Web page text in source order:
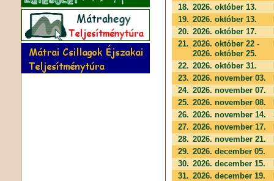
18. 2026. október 13.
19. 2026. október 13.
20. 2026. október 17.
21. 2026. október 22 -
2026. október 25.
22. 2026. október 31.
23. 2026. november 03.
24. 2026. november 07.
25. 2026. november 08.
26. 2026. november 14.
27. 2026. november 17.
28. 2026. november 21.
29. 2026. december 05.
30. 2026. december 15.
31. 2026. december 19.